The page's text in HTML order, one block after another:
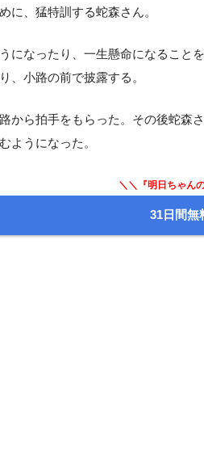
に、猛特訓する蛇森さん。
になったり、一生懸命になること
、小路の前で披露する。
から拍手をもらった。その後蛇森
ようになった。
＼＼『明日ちゃん
31日間無